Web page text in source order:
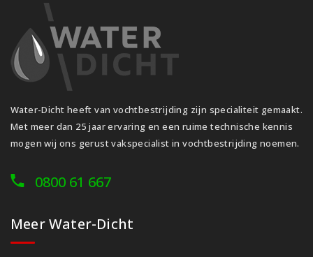
Water-Dicht heeft van vochtbestrijding zijn specialiteit gemaakt.
Met meer dan 25 jaar ervaring en een ruime technische kennis
mogen wij ons gerust vakspecialist in vochtbestrijding noemen.
0800 61 667
Meer Water-Dicht